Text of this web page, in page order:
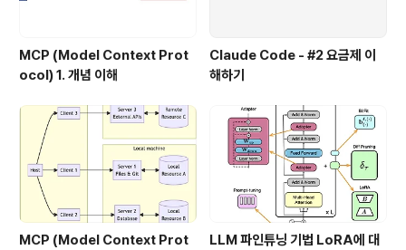
MCP (Model Context Prot
ocol) 1. 개념 이해
Claude Code - #2 요금제 이
해하기
MCP (Model Context Prot
LLM 파인튜닝 기법 LoRA에 대